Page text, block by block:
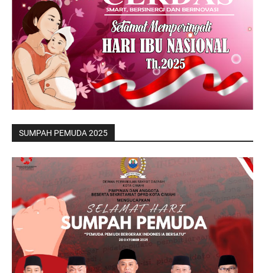
SUMPAH PEMUDA 2025